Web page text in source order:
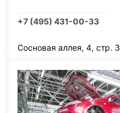
+7 (495) 431-00-33
Сосновая аллея, 4, стр. 3